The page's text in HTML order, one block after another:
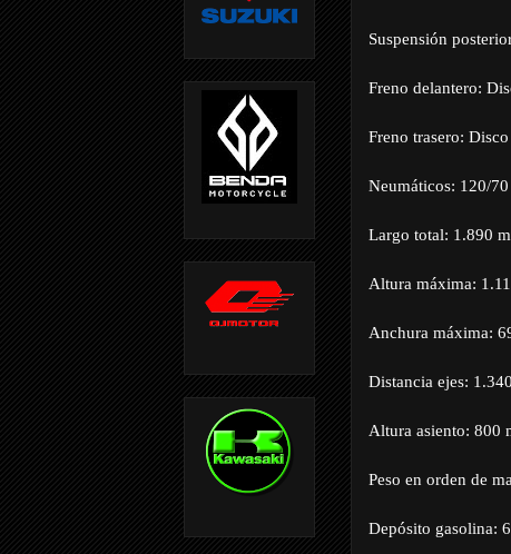
Suspensión
Freno delantero:
Freno trasero:
Neumáticos: 120/
Largo total: 1.890
Altura máxima:
Anchura máxima:
Distancia ejes:
Altura asiento: 800
Peso en orden de
Depósito gasolina: